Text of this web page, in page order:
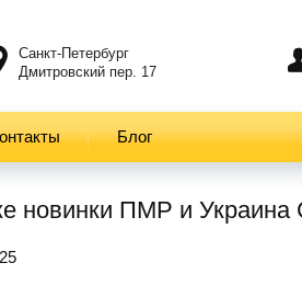
Санкт-Петербург
Дмитровский пер. 17
Блог
новинки ПМР​​ и Украина